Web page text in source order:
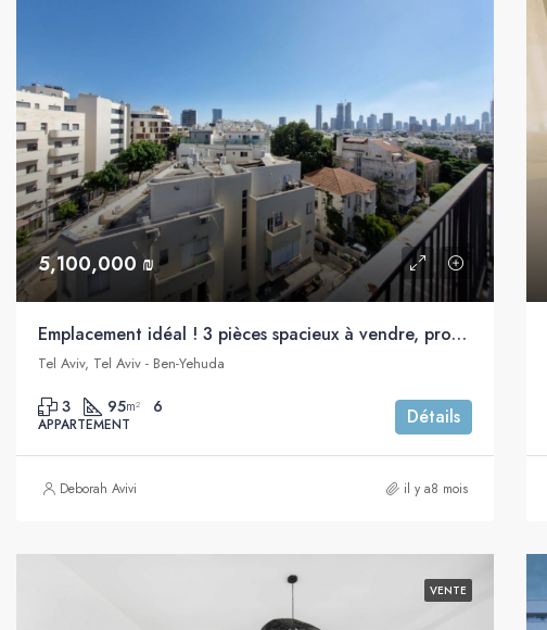
5,100,000 ₪
Emplacement idéal ! 3 pièces spacieux à vendre, proche de la mer, Frishman, Tel Aviv
Tel Aviv, Tel Aviv - Ben-Yehuda
3 95m² 6
APPARTEMENT Détails
Deborah Avivi il y a8 mois
VENTE